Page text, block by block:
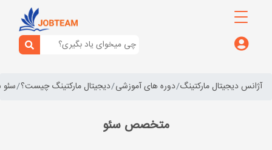
آژانس دیجیتال مارکتینگ دوره های آموزشی دیجیتال مارکتینگ چیست؟
متخصص سئو